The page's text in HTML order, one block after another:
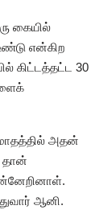
கையில்
என்கிற
கிட்டத்தட்ட 30
மாதத்தில் அதன்
தான்
ஆனி.